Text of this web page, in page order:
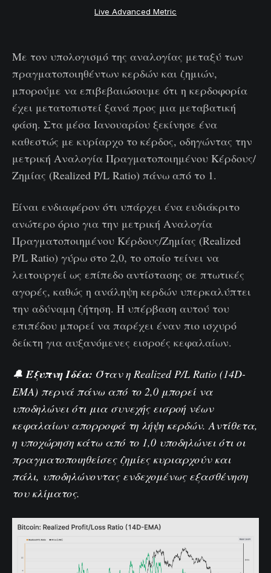
Live Advanced Metric
Με τον υπολογισμό της αναλογίας μεταξύ των
πραγματοποιηθέντων κερδών και ζημιών,
μπορούμε να επιβεβαιώσουμε ότι η κερδοφορία
έχει μετατοπιστεί ξανά προς μια μεταβατική
φάση. Στα μέσα Ιανουαρίου ξεκίνησε ένα
καθεστώς με κυρίαρχο το κέρδος, οδηγώντας την
μετρική Αναλογία Πραγματοποιημένου Κέρδους/
Ζημίας (Realized P/L Ratio) πάνω από το 1.
Είναι ενδιαφέρον ότι υπάρχει ένα ευδιάκριτο
ανώτερο όριο για την μετρική Αναλογία
Πραγματοποιημένου Κέρδους/Ζημίας (Realized
P/L Ratio) γύρω στο 2,0, το οποίο τείνει να
λειτουργεί ως επίπεδο αντίστασης σε πτωτικές
αγορές, καθώς η ανάληψη κερδών υπερκαλύπτει
την αδύναμη ζήτηση. Η υπέρβαση αυτού του
επιπέδου μπορεί να παρέχει έναν πιο ισχυρό
δείκτη για αυξανόμενες εισροές κεφαλαίων.
🔔 Έξυπνη Ιδέα: Όταν η Realized P/L Ratio (14D-
EMA) περνά πάνω από το 2,0 μπορεί να
υποδηλώνει ότι μια συνεχής εισροή νέων
κεφαλαίων απορροφά τη λήψη κερδών. Αντίθετα,
η υποχώρηση κάτω από το 1,0 υποδηλώνει ότι οι
πραγματοποιηθείσες ζημίες κυριαρχούν και
πάλι, υποδηλώνοντας ενδεχομένως εξασθένηση
του κλίματος.